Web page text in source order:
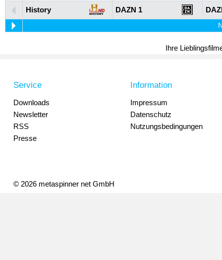
History DAZN 1
Ihre
Service
Downloads
Newsletter
RSS
Presse
Information
Impressum
Datenschutz
Nutzungsbedingungen
© 2026 metaspinner net GmbH